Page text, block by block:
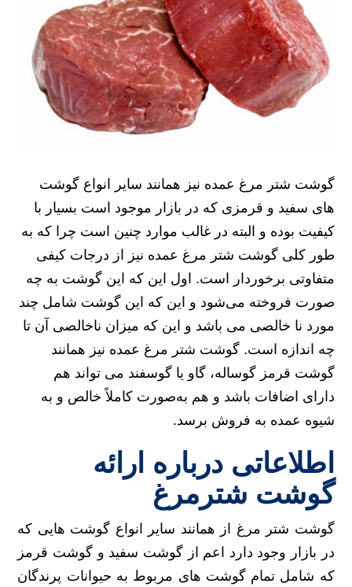
گوشت شتر مرغ عمده نیز همانند سایر انواع گوشت
های سفید و قرمزی که در بازار موجود است بسیار با
کیفیت بوده و البته در غالب موارد چنین است چرا که به
طور کلی گوشت شتر مرغ عمده نیز از درجات کیفی
متفاوتی برخوردار است. اول این که این گوشت به چه
صورت فروخته می‌شود و این که این گوشت شامل چند
مورد نا خالصی می باشد و این که میزان ناخالصی آن تا
چه اندازه است. گوشت شتر مرغ عمده نیز همانند
گوشت قرمز گوساله، گاو یا گوسفند می تواند هم
دارای اضافات باشد و هم به‌صورت کاملاً خالص و به
شیوه عمده به فروش برسد.
اطلاعاتی درباره ارائه
گوشت شترمرغ
گوشت شتر مرغ از همانند سایر انواع گوشت هایی که
در بازار وجود دارد اعم از گوشت سفید و گوشت قرمز
که شامل تمام گوشت های مربوط به حیوانات پرندگان